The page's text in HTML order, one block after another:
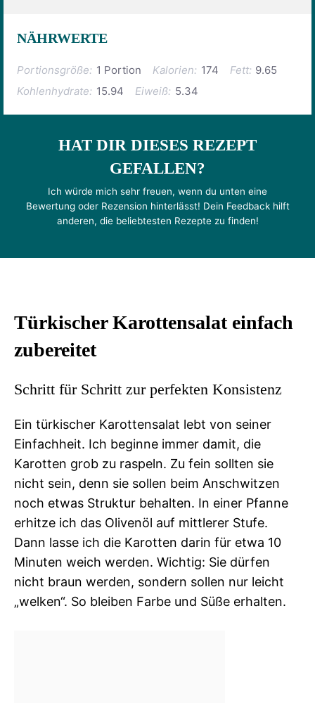
NÄHRWERTE
Portionsgröße: 1 Portion Kalorien: 174 Fett: 9.65
Kohlenhydrate: 15.94 Eiweiß: 5.34
HAT DIR DIESES REZEPT
GEFALLEN?
Ich würde mich sehr freuen, wenn du unten eine
Bewertung oder Rezension hinterlässt! Dein Feedback hilft
anderen, die beliebtesten Rezepte zu finden!
Türkischer Karottensalat einfach
zubereitet
Schritt für Schritt zur perfekten Konsistenz
Ein türkischer Karottensalat lebt von seiner
Einfachheit. Ich beginne immer damit, die
Karotten grob zu raspeln. Zu fein sollten sie
nicht sein, denn sie sollen beim Anschwitzen
noch etwas Struktur behalten. In einer Pfanne
erhitze ich das Olivenöl auf mittlerer Stufe.
Dann lasse ich die Karotten darin für etwa 10
Minuten weich werden. Wichtig: Sie dürfen
nicht braun werden, sondern sollen nur leicht
„welken“. So bleiben Farbe und Süße erhalten.